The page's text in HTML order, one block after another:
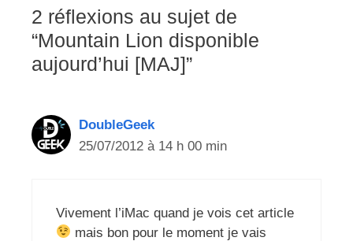
2 réflexions au sujet de
“Mountain Lion disponible
aujourd’hui [MAJ]”
DoubleGeek
25/07/2012 à 14 h 00 min
Vivement l’iMac quand je vois cet article
mais bon pour le moment je vais